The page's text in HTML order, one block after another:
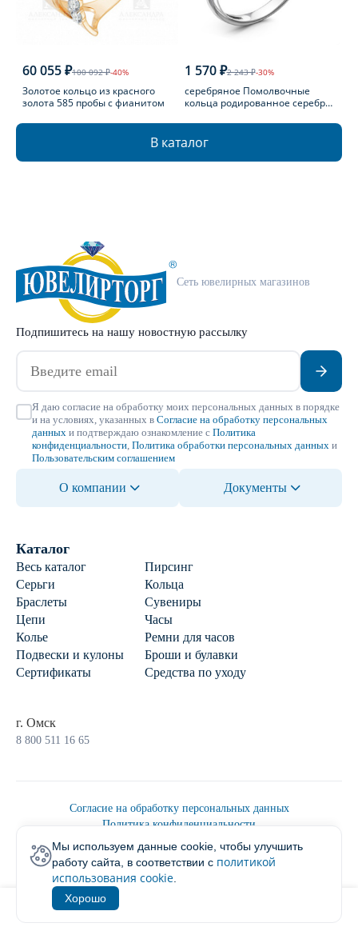
60 055 ₽100 092 ₽-40%
Золотое кольцо из красного
золота 585 пробы с фианитом
1 570 ₽2 243 ₽-30%
серебряное Помолвочные
кольца родированное серебро
В каталог
1
Сеть ювелирных магазинов
Подпишитесь на нашу новостную рассылку
Я даю согласие на обработку моих персональных данных в порядке
и на условиях, указанных в Согласие на обработку персональных
данных и подтверждаю ознакомление с Политика
конфиденциальности Политика обработки персональных данных и
Пользовательским соглашением
О компании Документы
Каталог
Весь каталог
Пирсинг
Серьги
Кольца
Браслеты
Сувениры
Цепи
Часы
Колье
Ремни для часов
Подвески и кулоны
Броши и булавки
Сертификаты
Средства по уходу
г. Омск
8 800 511 16 65
Согласие на обработку персональных данных
Политика конфиденциальности
Политика обработки персональных данных
Пользовательским соглашением
2026 © Ювелирторг
Мы используем данные cookie, чтобы улучшить
работу сайта, в соответствии с политикой
использования cookie
Хорошо